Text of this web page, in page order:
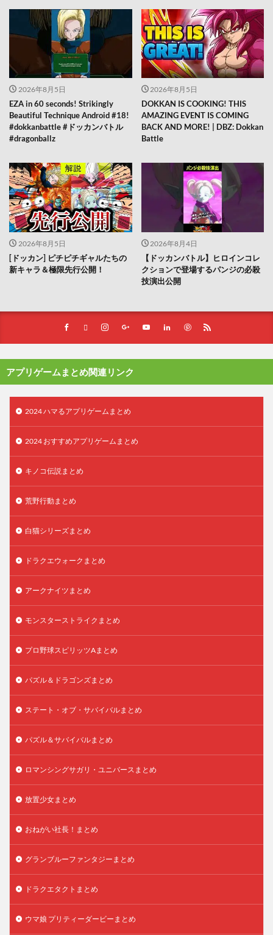
2026年8月5日
EZA in 60 seconds! Strikingly
Beautiful Technique Android #18!
#dokkanbattle #ドッカンバトル
#dragonballz
2026年8月5日
DOKKAN IS COOKING! THIS
AMAZING EVENT IS COMING
BACK AND MORE! | DBZ: Dokkan
Battle
2026年8月5日
[ドッカン] ピチピチギャルたちの
新キャラ＆極限先行公開！
2026年8月4日
【ドッカンバトル】ヒロインコレ
クションで登場するパンジの必殺
技演出公開
アプリゲームまとめ関連リンク
2024 ハマるアプリゲームまとめ
2024 おすすめアプリゲームまとめ
キノコ伝説まとめ
荒野行動まとめ
白猫シリーズまとめ
ドラクエウォークまとめ
アークナイツまとめ
モンスターストライクまとめ
プロ野球スピリッツAまとめ
パズル＆ドラゴンズまとめ
ステート・オブ・サバイバルまとめ
パズル＆サバイバルまとめ
ロマンシングサガリ・ユニバースまとめ
放置少女まとめ
おねがい社長！まとめ
グランブルーファンタジーまとめ
ドラクエタクトまとめ
ウマ娘 プリティーダービーまとめ